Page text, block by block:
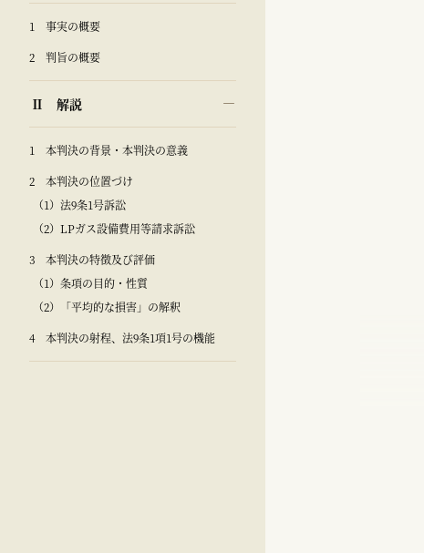
1 事実の概要
2 判旨の概要
Ⅱ 解説
1 本判決の背景・本判決の意義
2 本判決の位置づけ
（1）法9条1号訴訟
（2）LPガス設備費用等請求訴訟
3 本判決の特徴及び評価
（1）条項の目的・性質
（2）「平均的な損害」の解釈
4 本判決の射程、法9条1項1号の機能